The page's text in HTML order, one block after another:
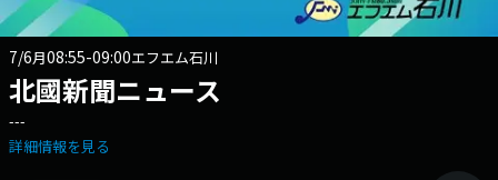
7/6月08:55-09:00エフエム石川
北國新聞ニュース
---
詳細情報を見る